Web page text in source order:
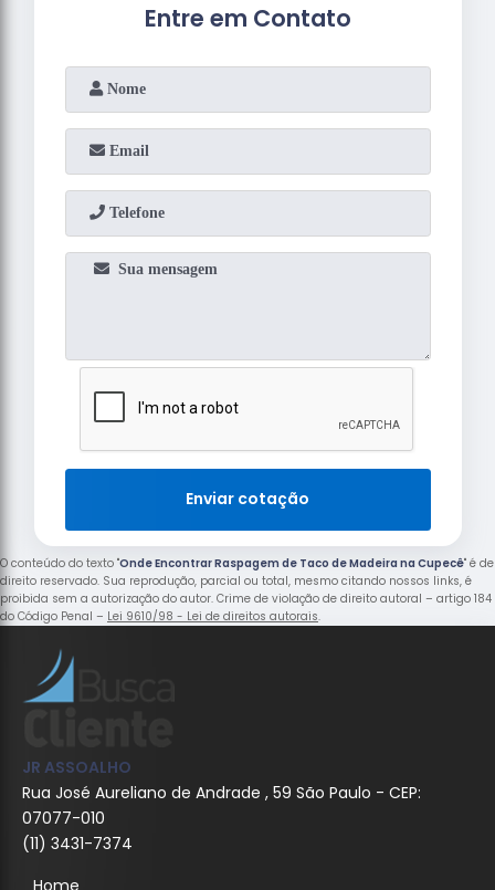
Entre em Contato
Enviar cotação
O conteúdo do texto "Onde Encontrar Raspagem de Taco de Madeira na Cupecê" é de
direito reservado. Sua reprodução, parcial ou total, mesmo citando nossos links, é
proibida sem a autorização do autor. Crime de violação de direito autoral – artigo 184
do Código Penal – Lei 9610/98 - Lei de direitos autorais.
JR ASSOALHO
Rua José Aureliano de Andrade , 59 São Paulo - CEP:
07077-010
(11) 3431-7374